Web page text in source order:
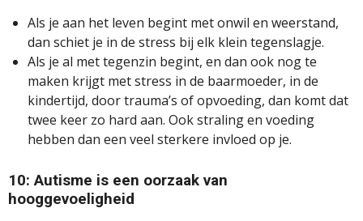
Als je aan het leven begint met onwil en weerstand,
dan schiet je in de stress bij elk klein tegenslagje.
Als je al met tegenzin begint, en dan ook nog te
maken krijgt met stress in de baarmoeder, in de
kindertijd, door trauma’s of opvoeding, dan komt dat
twee keer zo hard aan. Ook straling en voeding
hebben dan een veel sterkere invloed op je.
10: Autisme is een oorzaak van
hooggevoeligheid